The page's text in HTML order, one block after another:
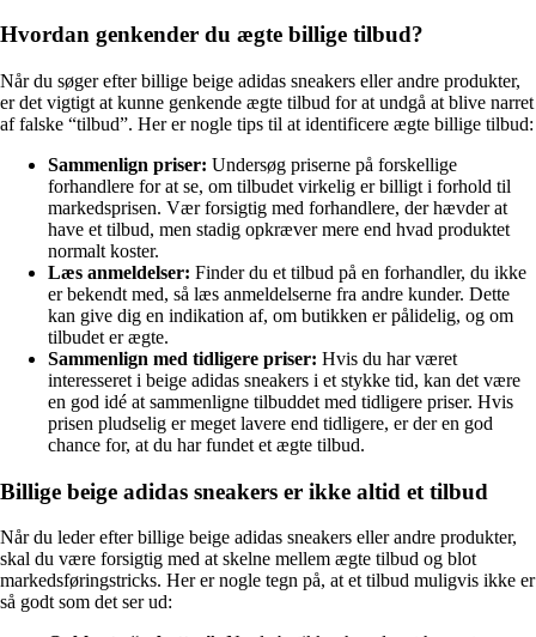
Hvordan genkender du ægte billige tilbud?
Når du søger efter billige beige adidas sneakers eller andre produkter,
er det vigtigt at kunne genkende ægte tilbud for at undgå at blive narret
af falske “tilbud”. Her er nogle tips til at identificere ægte billige tilbud:
Sammenlign priser: Undersøg priserne på forskellige
forhandlere for at se, om tilbudet virkelig er billigt i forhold til
markedsprisen. Vær forsigtig med forhandlere, der hævder at
have et tilbud, men stadig opkræver mere end hvad produktet
normalt koster.
Læs anmeldelser: Finder du et tilbud på en forhandler, du ikke
er bekendt med, så læs anmeldelserne fra andre kunder. Dette
kan give dig en indikation af, om butikken er pålidelig, og om
tilbudet er ægte.
Sammenlign med tidligere priser: Hvis du har været
interesseret i beige adidas sneakers i et stykke tid, kan det være
en god idé at sammenligne tilbuddet med tidligere priser. Hvis
prisen pludselig er meget lavere end tidligere, er der en god
chance for, at du har fundet et ægte tilbud.
Billige beige adidas sneakers er ikke altid et tilbud
Når du leder efter billige beige adidas sneakers eller andre produkter,
skal du være forsigtig med at skelne mellem ægte tilbud og blot
markedsføringstricks. Her er nogle tegn på, at et tilbud muligvis ikke er
så godt som det ser ud: